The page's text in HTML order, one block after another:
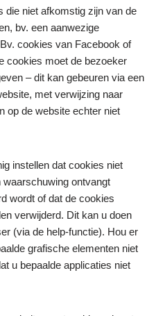
die niet afkomstig zijn van de
bv. een aanwezige
cookies van Facebook of
cookies moet de bezoeker
– dit kan gebeuren via een
met verwijzing naar
op de website echter niet
instellen dat cookies niet
ontvangt
wordt of dat de cookies
verwijderd. Dit kan u doen
(via de help-functie). Hou er
grafische elementen niet
u bepaalde applicaties niet